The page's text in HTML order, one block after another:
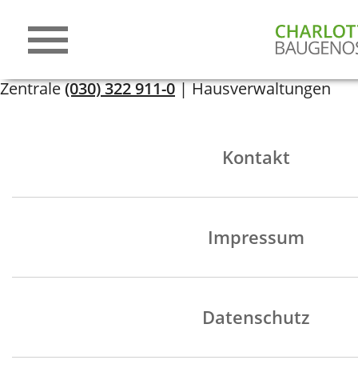
Zentrale(030) 322 911-0| Hausverwaltungen
Kontakt
Impressum
Datenschutz